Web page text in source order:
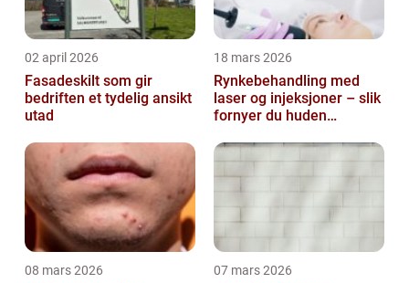
02 april 2026
Fasadeskilt som gir
bedriften et tydelig ansikt
utad
18 mars 2026
Rynkebehandling med
laser og injeksjoner – slik
fornyer du huden
08 mars 2026 07 mars 2026